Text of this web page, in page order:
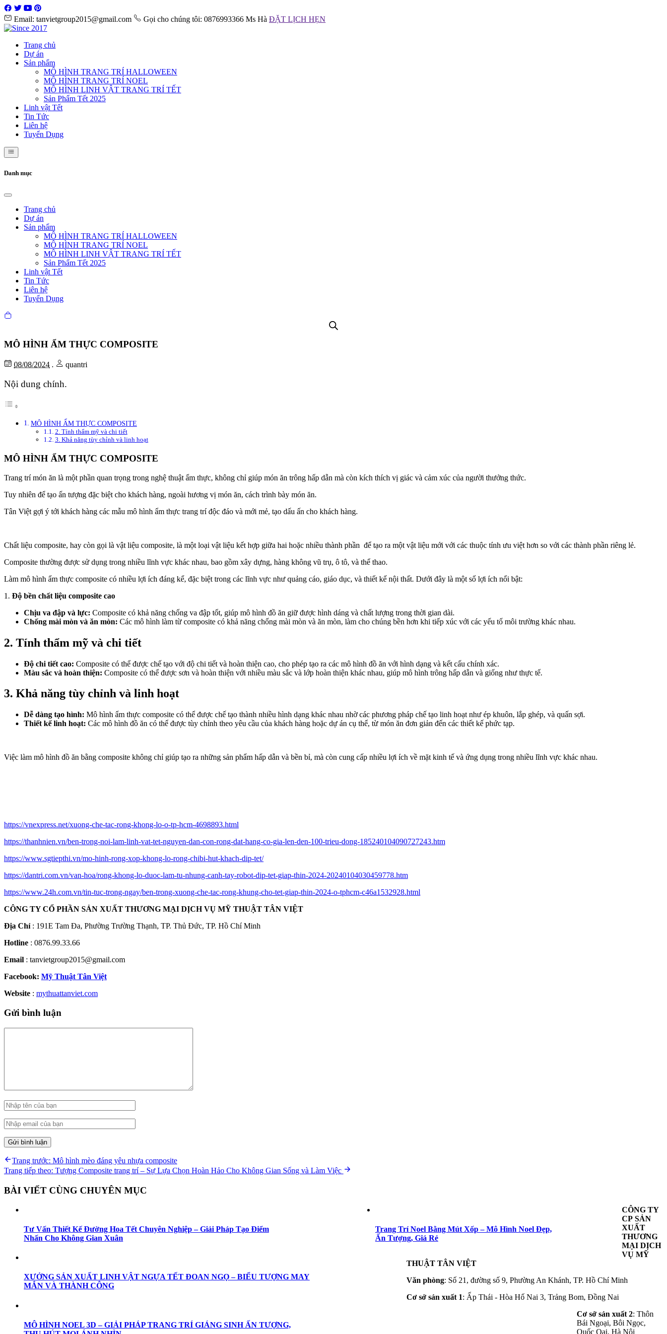
Email: tanvietgroup2015@gmail.com Gọi cho chúng tôi: 0876993366 Ms Hà ĐẶT LỊCH HẸN
Trang chủ
Dự án
Sản phẩm
MÔ HÌNH TRANG TRÍ HALLOWEEN
MÔ HÌNH TRANG TRÍ NOEL
MÔ HÌNH LINH VẬT TRANG TRÍ TẾT
Sản Phẩm Tết 2025
Linh vật Tết
Tin Tức
Liên hệ
Tuyển Dụng
Danh mục
Trang chủ
Dự án
Sản phẩm
MÔ HÌNH TRANG TRÍ HALLOWEEN
MÔ HÌNH TRANG TRÍ NOEL
MÔ HÌNH LINH VẬT TRANG TRÍ TẾT
Sản Phẩm Tết 2025
Linh vật Tết
Tin Tức
Liên hệ
Tuyển Dụng
MÔ HÌNH ẨM THỰC COMPOSITE
08/08/2024 . quantri
Nội dung chính.
MÔ HÌNH ẨM THỰC COMPOSITE
2. Tính thẩm mỹ và chi tiết
3. Khả năng tùy chỉnh và linh hoạt
MÔ HÌNH ẨM THỰC COMPOSITE
Trang trí món ăn là một phần quan trọng trong nghệ thuật ẩm thực, không chỉ giúp món ăn trông hấp dẫn mà còn kích thích vị giác và cảm xúc của người thưởng thức.
Tuy nhiên để tạo ấn tượng đặc biệt cho khách hàng, ngoài hương vị món ăn, cách trình bày món ăn.
Tân Việt gợi ý tới khách hàng các mẫu mô hình ẩm thực trang trí độc đáo và mới mẻ, tạo dấu ấn cho khách hàng.
Chất liệu composite, hay còn gọi là vật liệu composite, là một loại vật liệu kết hợp giữa hai hoặc nhiều thành phần để tạo ra một vật liệu mới với các thuộc tính ưu việt hơn so với các thành phần riêng lẻ.
Composite thường được sử dụng trong nhiều lĩnh vực khác nhau, bao gồm xây dựng, hàng không vũ trụ, ô tô, và thể thao.
Làm mô hình ẩm thực composite có nhiều lợi ích đáng kể, đặc biệt trong các lĩnh vực như quảng cáo, giáo dục, và thiết kế nội thất. Dưới đây là một số lợi ích nổi bật:
1. Độ bền chất liệu composite cao
Chịu va đập và lực: Composite có khả năng chống va đập tốt, giúp mô hình đồ ăn giữ được hình dáng và chất lượng trong thời gian dài.
Chống mài mòn và ăn mòn: Các mô hình làm từ composite có khả năng chống mài mòn và ăn mòn, làm cho chúng bền hơn khi tiếp xúc với các yếu tố môi trường khác nhau.
2. Tính thẩm mỹ và chi tiết
Độ chi tiết cao: Composite có thể được chế tạo với độ chi tiết và hoàn thiện cao, cho phép tạo ra các mô hình đồ ăn với hình dạng và kết cấu chính xác.
Màu sắc và hoàn thiện: Composite có thể được sơn và hoàn thiện với nhiều màu sắc và lớp hoàn thiện khác nhau, giúp mô hình trông hấp dẫn và giống như thực tế.
3. Khả năng tùy chỉnh và linh hoạt
Dễ dàng tạo hình: Mô hình ẩm thực composite có thể được chế tạo thành nhiều hình dạng khác nhau nhờ các phương pháp chế tạo linh hoạt như ép khuôn, lắp ghép, và quấn sợi.
Thiết kế linh hoạt: Các mô hình đồ ăn có thể được tùy chỉnh theo yêu cầu của khách hàng hoặc dự án cụ thể, từ món ăn đơn giản đến các thiết kế phức tạp.
Việc làm mô hình đồ ăn bằng composite không chỉ giúp tạo ra những sản phẩm hấp dẫn và bền bỉ, mà còn cung cấp nhiều lợi ích về mặt kinh tế và ứng dụng trong nhiều lĩnh vực khác nhau.
https://vnexpress.net/xuong-che-tac-rong-khong-lo-o-tp-hcm-4698893.html
https://thanhnien.vn/ben-trong-noi-lam-linh-vat-tet-nguyen-dan-con-rong-dat-hang-co-gia-len-den-100-trieu-dong-185240104090727243.htm
https://www.sgtiepthi.vn/mo-hinh-rong-xop-khong-lo-rong-chibi-hut-khach-dip-tet/
https://dantri.com.vn/van-hoa/rong-khong-lo-duoc-lam-tu-nhung-canh-tay-robot-dip-tet-giap-thin-2024-20240104030459778.htm
https://www.24h.com.vn/tin-tuc-trong-ngay/ben-trong-xuong-che-tac-rong-khung-cho-tet-giap-thin-2024-o-tphcm-c46a1532928.html
CÔNG TY CỔ PHẦN SẢN XUẤT THƯƠNG MẠI DỊCH VỤ MỸ THUẬT TÂN VIỆT
Địa Chỉ : 191E Tam Đa, Phường Trường Thạnh, TP. Thủ Đức, TP. Hồ Chí Minh
Hotline : 0876.99.33.66
Email : tanvietgroup2015@gmail.com
Facebook: Mỹ Thuật Tân Việt
Website : mythuattanviet.com
Gửi bình luận
Điều
hướng
bài
Trang trước: Previous
post:
Mô hình mèo đáng yêu nhựa composite
Trang tiếp theo: Next
Tượng Composite trang trí – Sự Lựa Chọn Hoàn Hảo Cho Không Gian Sống và Làm Việc
BÀI VIẾT CÙNG CHUYÊN MỤC
Tư Vấn Thiết Kế Đường Hoa Tết Chuyên Nghiệp – Giải Pháp Tạo Điểm
Nhấn Cho Không Gian Xuân
Trang Trí Noel Bằng Mút Xốp – Mô Hình Noel Đẹp,
Ấn Tượng, Giá Rẻ
XƯỞNG SẢN XUẤT LINH VẬT NGỰA TẾT ĐOAN NGỌ – BIỂU TƯỢNG MAY
MẮN VÀ THÀNH CÔNG
MÔ HÌNH NOEL 3D – GIẢI PHÁP TRANG TRÍ GIÁNG SINH ẤN TƯỢNG,
CÔNG TY
CP SẢN
XUẤT
THƯƠNG
MẠI DỊCH
VỤ MỸ
THUẬT TÂN VIỆT
Văn phòng: Số 21, đường số 9, Phường An Khánh, TP. Hồ Chí Minh
Cơ sở sản xuất 1: Ấp Thái - Hòa Hố Nai 3, Trảng Bom, Đồng Nai
Cơ sở sản xuất 2: Thôn
Bái Ngoại, Bôi Ngọc,
Quốc Oai, Hà Nội